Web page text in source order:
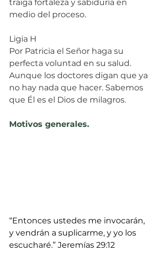
traiga fortaleza y sabiduría en
medio del proceso.
Ligia H
Por Patricia el Señor haga su
perfecta voluntad en su salud.
Aunque los doctores digan que ya
no hay nada que hacer. Sabemos
que Él es el Dios de milagros.
Motivos generales.
“Entonces ustedes me invocarán,
y vendrán a suplicarme, y yo los
escucharé.” Jeremías 29:12